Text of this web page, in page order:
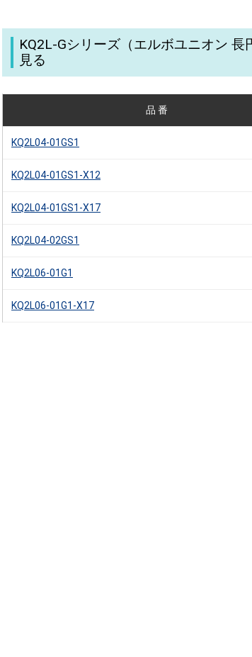
KQ2L-Gシリーズ（エルボユニオン
見る
品 番
KQ2L04-01GS1
KQ2L04-01GS1-X12
KQ2L04-01GS1-X17
KQ2L04-02GS1
KQ2L06-01G1
KQ2L06-01G1-X17